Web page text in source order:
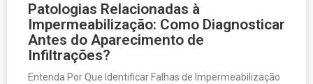
Patologias Relacionadas à
Impermeabilização: Como Diagnosticar
Antes do Aparecimento de
Infiltrações?
Entenda Por Que Identificar Falhas de Impermeabilização